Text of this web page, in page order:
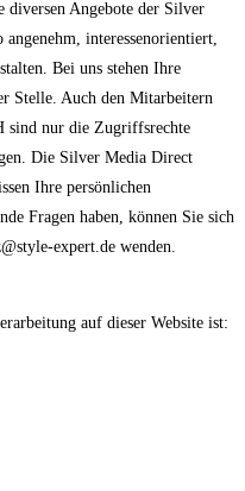
Angebote der Silver
interessenorientiert,
Bei uns stehen Ihre
Stelle. Auch den Mitarbeitern
sind nur die Zugriffsrechte
Die Silver Media Direct
Ihre persönlichen
Fragen haben, können Sie sich
expert.de wenden.
auf dieser Website ist: